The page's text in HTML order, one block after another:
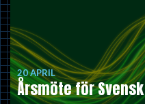
20 APRIL
Årsmöte för